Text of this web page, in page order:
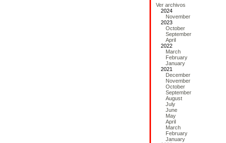
Ver archivos
2024
November
2023
October
September
April
2022
March
February
January
2021
December
November
October
September
August
July
June
May
April
March
February
January